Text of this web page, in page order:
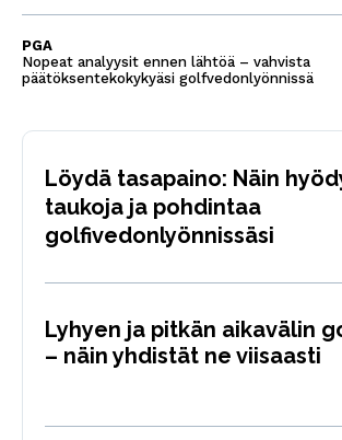
Nopeat analyysit ennen lähtöä – vahvista
päätöksentekokykyäsi golfvedonlyönnissä
PGA
Löydä tasapaino: Näin
taukoja ja pohdintaa
golfivedonlyönnissäsi
Lyhyen ja pitkän aikavälin
– näin yhdistät ne viisaasti